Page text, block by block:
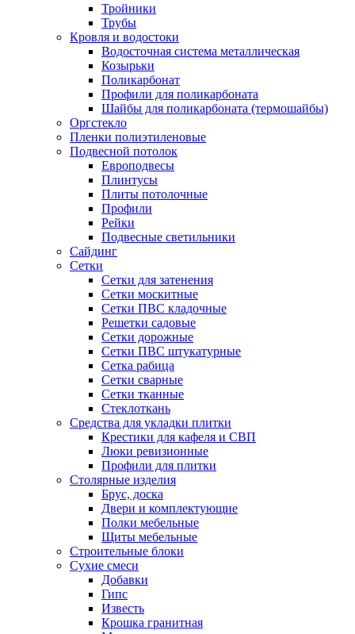
Тройники
Трубы
Кровля и водостоки
Водосточная система металлическая
Козырьки
Поликарбонат
Профили для поликарбоната
Шайбы для поликарбоната (термошайбы)
Оргстекло
Пленки полиэтиленовые
Подвесной потолок
Европодвесы
Плинтусы
Плиты потолочные
Профили
Рейки
Подвесные светильники
Сайдинг
Сетки
Сетки для затенения
Сетки москитные
Сетки ПВС кладочные
Решетки садовые
Сетки дорожные
Сетки ПВС штукатурные
Сетка рабица
Сетки сварные
Сетки тканные
Стеклоткань
Средства для укладки плитки
Крестики для кафеля и СВП
Люки ревизионные
Профили для плитки
Столярные изделия
Брус, доска
Двери и комплектующие
Полки мебельные
Щиты мебельные
Строительные блоки
Сухие смеси
Добавки
Гипс
Известь
Крошка гранитная